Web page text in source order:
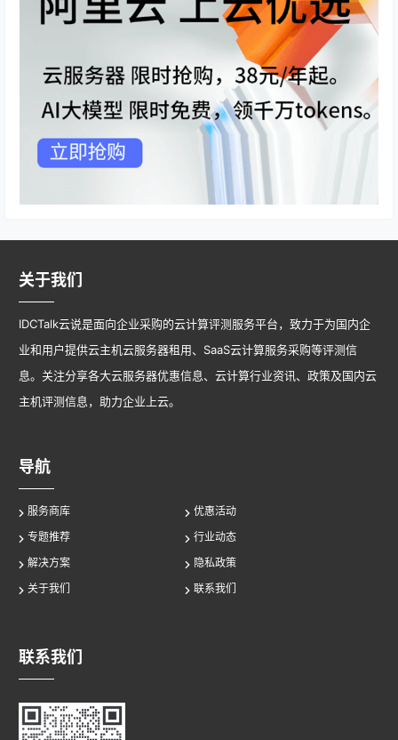
关于我们
IDCTalk云说是面向企业采购的云计算评测服务平台，致力于为国内企
业和用户提供云主机云服务器租用、SaaS云计算服务采购等评测信
息。关注分享各大云服务器优惠信息、云计算行业资讯、政策及国内云
主机评测信息，助力企业上云。
导航
服务商库
优惠活动
专题推荐
行业动态
解决方案
隐私政策
关于我们
联系我们
联系我们